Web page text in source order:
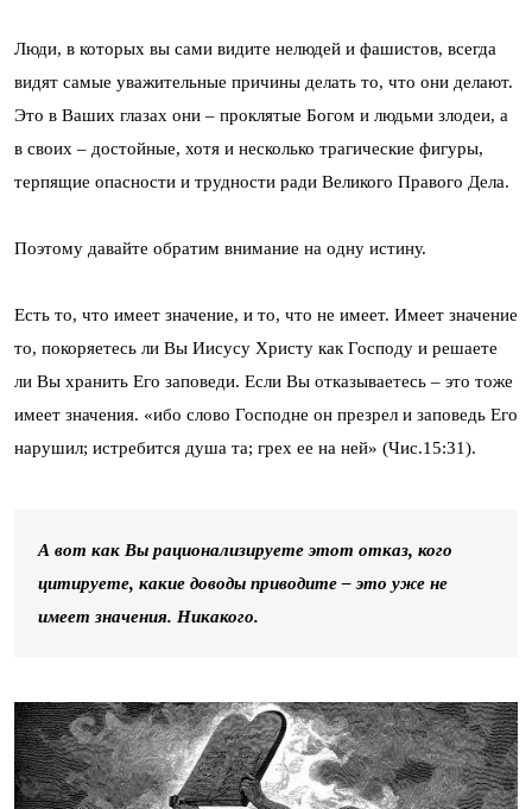
Люди, в которых вы сами видите нелюдей и фашистов, всегда
видят самые уважительные причины делать то, что они делают.
Это в Ваших глазах они – проклятые Богом и людьми злодеи, а
в своих – достойные, хотя и несколько трагические фигуры,
терпящие опасности и трудности ради Великого Правого Дела.
Поэтому давайте обратим внимание на одну истину.
Есть то, что имеет значение, и то, что не имеет. Имеет значение
то, покоряетесь ли Вы Иисусу Христу как Господу и решаете
ли Вы хранить Его заповеди. Если Вы отказываетесь – это тоже
имеет значения. «ибо слово Господне он презрел и заповедь Его
нарушил; истребится душа та; грех ее на ней» (Чис.15:31).
А вот как Вы рационализируете этот отказ, кого
цитируете, какие доводы приводите – это уже не
имеет значения. Никакого.